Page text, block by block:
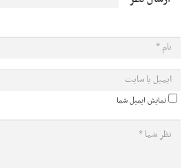
نمایش ایمیل شما